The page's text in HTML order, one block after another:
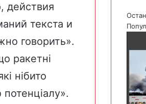
действия
текста и
говорить».
ракетні
нібито